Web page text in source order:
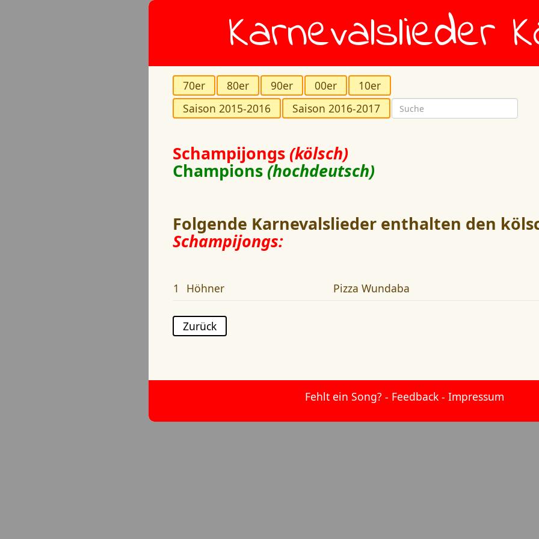
Karnevalslieder
70er 80er 90er 00er
10er
Saison 2015-2016
Saison 2016-2017
Schampijongs (kölsch)
Champions (hochdeutsch)
Folgende Karnevalslieder enthalten den
Schampijongs:
1 Höhner Pizza Wundaba
Zurück
Fehlt ein Song? - Feedback- Impressum